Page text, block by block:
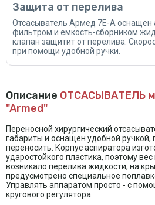
Защита от перелива
Отсасыватель Армед 7Е-А оснащен
фильтром и емкость-сборником
клапан защитит от перелива.
при помощи удобной ручки.
Описание ОТСАСЫВАТЕЛЬ
"Armed"
Переносной хирургический
габариты и оснащен удобной ручкой,
переносить. Корпус аспиратора
ударостойкого пластика, поэтому
возникало перелива жидкости, на
предусмотрено специальное
Управлять аппаратом просто - с
кругового регулятора.